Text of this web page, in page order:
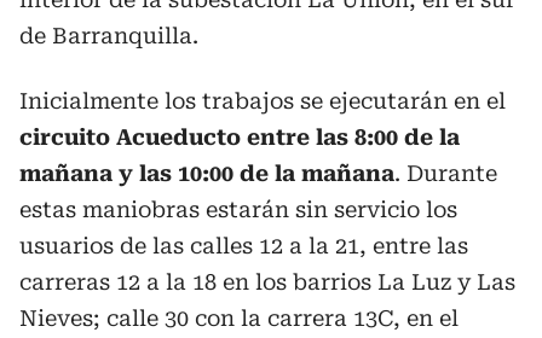
de Barranquilla.
Inicialmente los trabajos se ejecutarán en el
circuito Acueducto entre las 8:00 de la
mañana y las 10:00 de la mañana. Durante
estas maniobras estarán sin servicio los
usuarios de las calles 12 a la 21, entre las
carreras 12 a la 18 en los barrios La Luz y Las
Nieves; calle 30 con la carrera 13C, en el